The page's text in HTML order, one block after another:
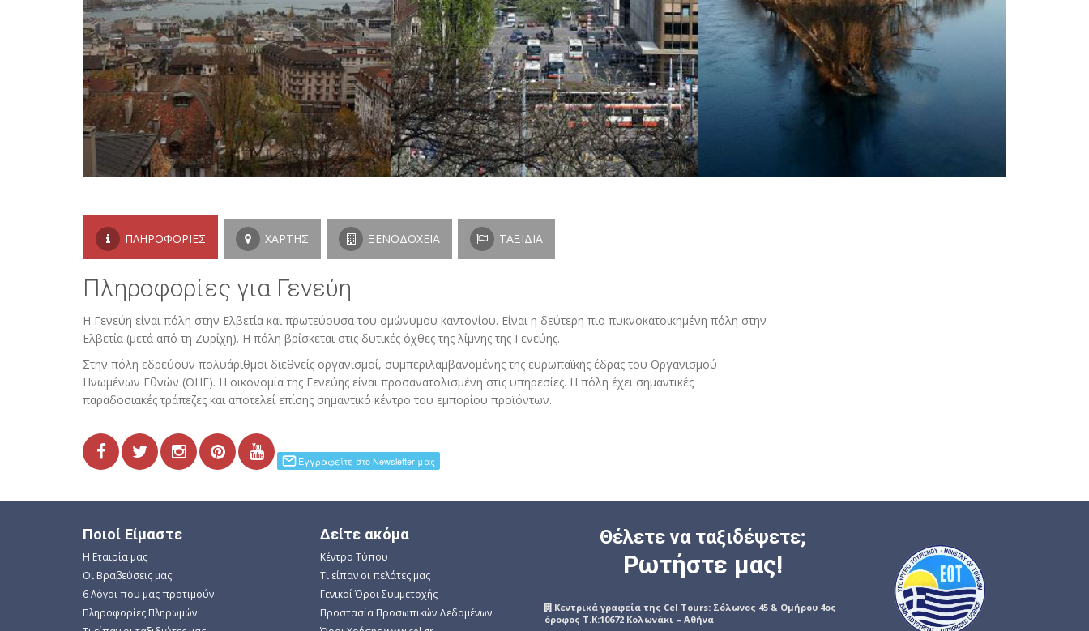
ΠΛΗΡΟΦΟΡΊΕΣ ΧΆΡΤΗΣ ΞΕΝΟΔΟΧΕΊΑ ΤΑΞΊΔΙΑ
Πληροφορίες για Γενεύη
Η Γενεύη είναι πόλη στην Ελβετία και πρωτεύουσα του ομώνυμου καντονίου. Είναι η δεύτερη πιο πυκνοκατοικημένη πόλη στην
Ελβετία (μετά από τη Ζυρίχη). Η πόλη βρίσκεται στις δυτικές όχθες της λίμνης της Γενεύης.
Στην πόλη εδρεύουν πολυάριθμοι διεθνείς οργανισμοί, συμπεριλαμβανομένης της ευρωπαϊκής έδρας του Οργανισμού
Ηνωμένων Εθνών (ΟΗΕ). Η οικονομία της Γενεύης είναι προσανατολισμένη στις υπηρεσίες. Η πόλη έχει σημαντικές
παραδοσιακές τράπεζες και αποτελεί επίσης σημαντικό κέντρο του εμπορίου προϊόντων.
Ποιοί Είμαστε
Η Εταιρία μας
Οι Βραβεύσεις μας
6 Λόγοι που μας προτιμούν
Πληροφορίες Πληρωμών
Δείτε ακόμα
Κέντρο Τύπου
Τι είπαν οι πελάτες μας
Γενικοί Όροι Συμμετοχής
Προστασία Προσωπικών Δεδομένων
Θέλετε να ταξιδέψετε;
Ρωτήστε μας!
Kεντρικά γραφεία της Cel Tours: Σόλωνος 45 & Ομήρου 4ος
όροφος Τ.Κ:10672 Κολωνάκι – Αθήνα